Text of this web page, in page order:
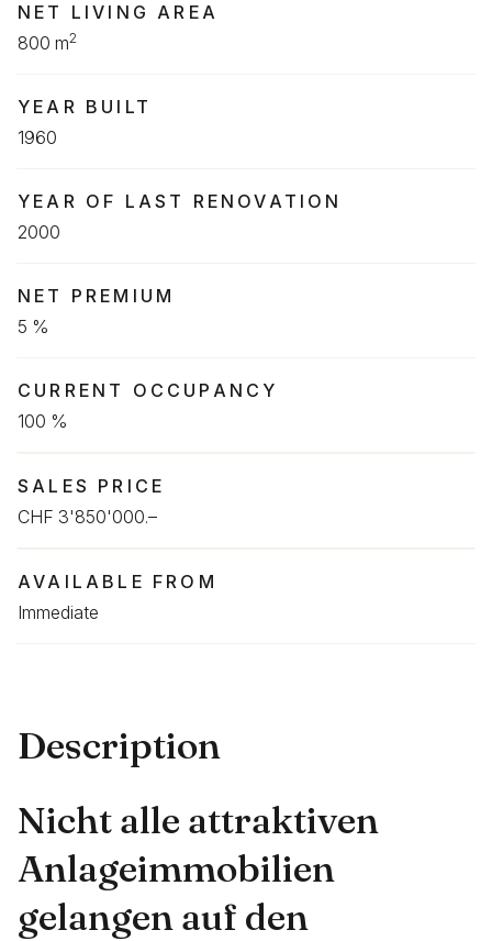
NET LIVING AREA
800 m2
YEAR BUILT
1960
YEAR OF LAST RENOVATION
2000
NET PREMIUM
5 %
CURRENT OCCUPANCY
100 %
SALES PRICE
CHF 3'850'000.–
AVAILABLE FROM
Immediate
Description
Nicht alle attraktiven
Anlageimmobilien
gelangen auf den